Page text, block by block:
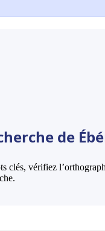
de
clés, vérifiez